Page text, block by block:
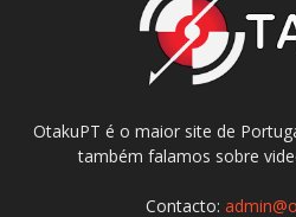
OtakuPT é o maior site de
também falamos sobre
Contacto: